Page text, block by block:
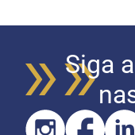
Siga